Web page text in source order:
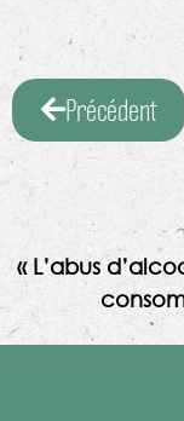
Précédent
« L’abus